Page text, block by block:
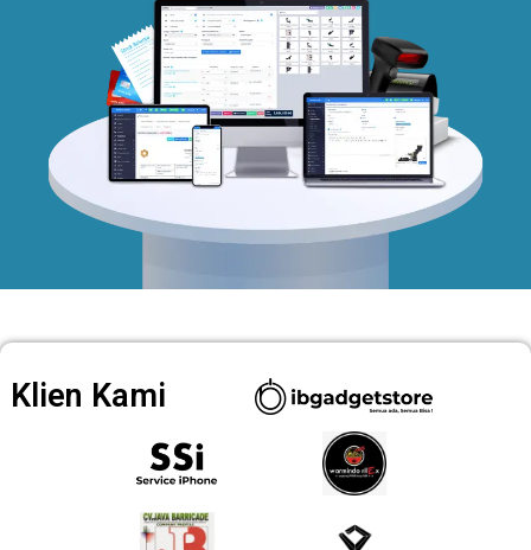
Klien Kami